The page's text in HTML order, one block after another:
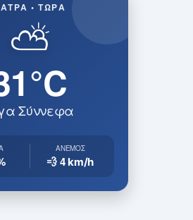
• ΤΏΡΑ
⛅
Σύννεφα
ΆΝΕΜΟΣ
💨 4km/h